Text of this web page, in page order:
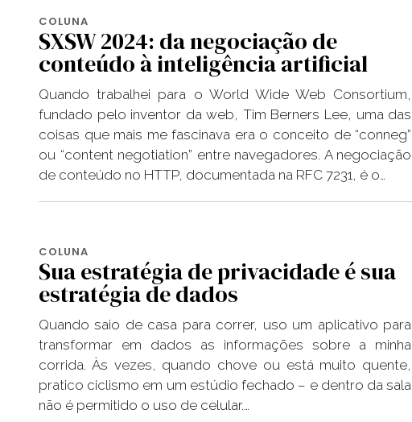
COLUNA
SXSW 2024: da negociação de
conteúdo à inteligência artificial
Quando trabalhei para o World Wide Web Consortium,
fundado pelo inventor da web, Tim Berners Lee, uma das
coisas que mais me fascinava era o conceito de “conneg”
ou “content negotiation” entre navegadores. A negociação
de conteúdo no HTTP, documentada na RFC 7231, é o…
COLUNA
Sua estratégia de privacidade é sua
estratégia de dados
Quando saio de casa para correr, uso um aplicativo para
transformar em dados as informações sobre a minha
corrida. Às vezes, quando chove ou está muito quente,
pratico ciclismo em um estúdio fechado – e dentro da sala
não é permitido o uso de celular.…